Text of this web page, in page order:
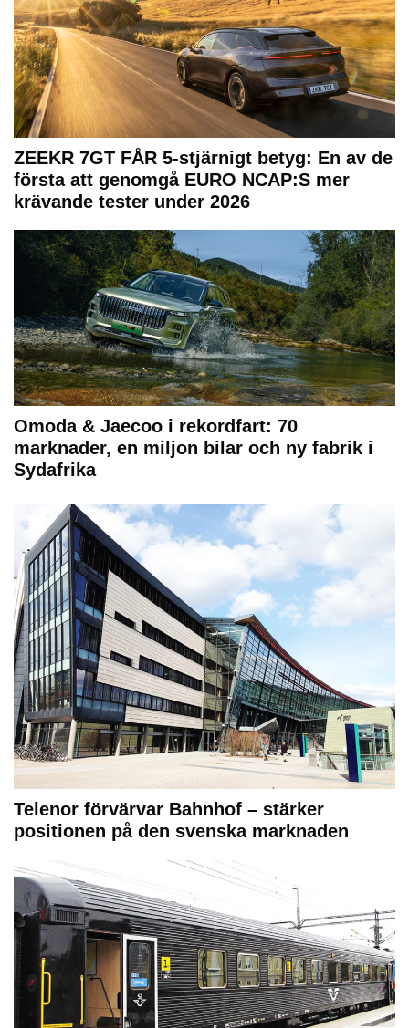
ZEEKR 7GT FÅR 5-stjärnigt betyg: En av de
första att genomgå EURO NCAP:S mer
krävande tester under 2026
Omoda & Jaecoo i rekordfart: 70
marknader, en miljon bilar och ny fabrik i
Sydafrika
Telenor förvärvar Bahnhof – stärker
positionen på den svenska marknaden